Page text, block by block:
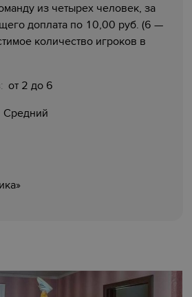
из четырех человек, за
доплата по 10,00 руб. (6 —
количество игроков в
от 2 до 6
Средний